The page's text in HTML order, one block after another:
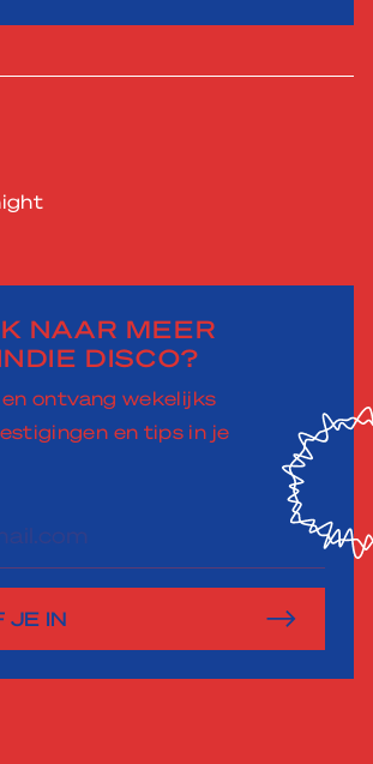
NAAR MEER
DISCO?
ontvang wekelijks
en tips in je
JE IN